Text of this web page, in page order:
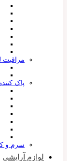
مراقبت
پاک
سرم و
لوازم آرایشی